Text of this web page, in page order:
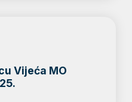
Vijeća MO